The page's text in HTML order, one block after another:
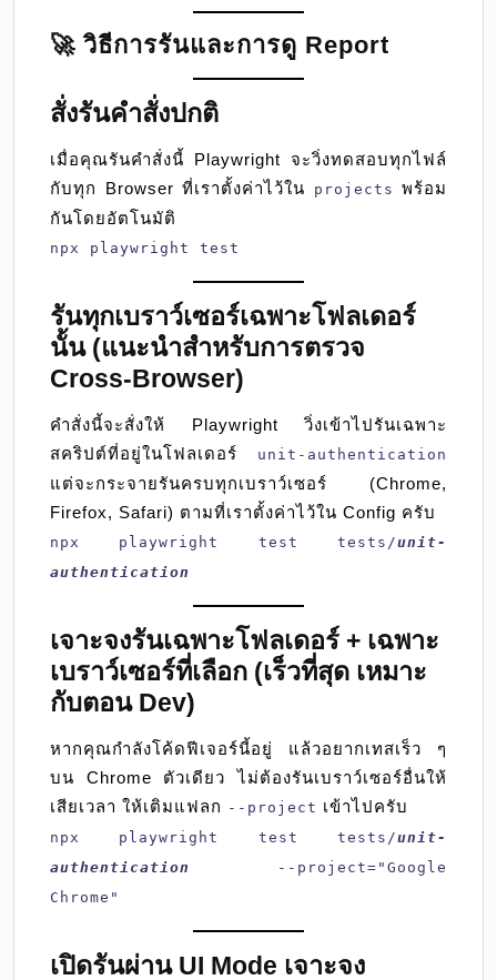
🚀 วิธีการรันและการดู Report
สั่งรันคำสั่งปกติ
เมื่อคุณรันคำสั่งนี้ Playwright จะวิ่งทดสอบทุกไฟล์
กับทุก Browser ที่เราตั้งค่าไว้ใน
projects พร้อม
กันโดยอัตโนมัติ
npx playwright test
รันทุกเบราว์เซอร์เฉพาะโฟลเดอร์
นั้น (แนะนำสำหรับการตรวจ
Cross-Browser)
คำสั่งนี้จะสั่งให้ Playwright วิ่งเข้าไปรันเฉพาะ
สคริปต์ที่อยู่ในโฟลเดอร์
unit-authentication
แต่จะกระจายรันครบทุกเบราว์เซอร์ (Chrome,
Firefox, Safari) ตามที่เราตั้งค่าไว้ใน Config ครับ
npx playwright test tests/unit-
authentication
เจาะจงรันเฉพาะโฟลเดอร์ + เฉพาะ
เบราว์เซอร์ที่เลือก (เร็วที่สุด เหมาะ
กับตอน Dev)
หากคุณกำลังโค้ดฟีเจอร์นี้อยู่ แล้วอยากเทสเร็ว ๆ
บน Chrome ตัวเดียว ไม่ต้องรันเบราว์เซอร์อื่นให้
เสียเวลา ให้เติมแฟลก --project เข้าไปครับ
npx playwright test tests/unit-
authentication
--project="Google
Chrome"
เปิดรันผ่าน UI Mode เจาะจง